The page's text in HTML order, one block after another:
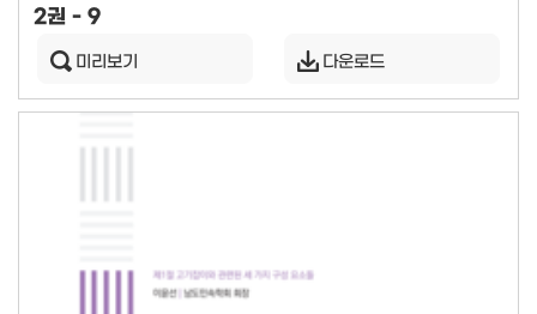
2권 - 9
미리보기 다운로드